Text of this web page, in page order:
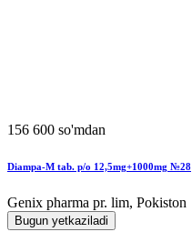
156 600 so'mdan
Diampa-M tab. p/o 12,5mg+1000mg №28
Genix pharma pr. lim, Pokiston
Bugun yetkaziladi